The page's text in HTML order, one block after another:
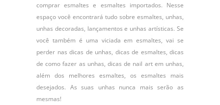
comprar esmaltes e esmaltes importados. Nesse
espaço você encontrará tudo sobre esmaltes, unhas,
unhas decoradas, lançamentos e unhas artísticas. Se
você também é uma viciada em esmaltes, vai se
perder nas dicas de unhas, dicas de esmaltes, dicas
de como fazer as unhas, dicas de nail art em unhas,
além dos melhores esmaltes, os esmaltes mais
desejados. As suas unhas nunca mais serão as
mesmas!